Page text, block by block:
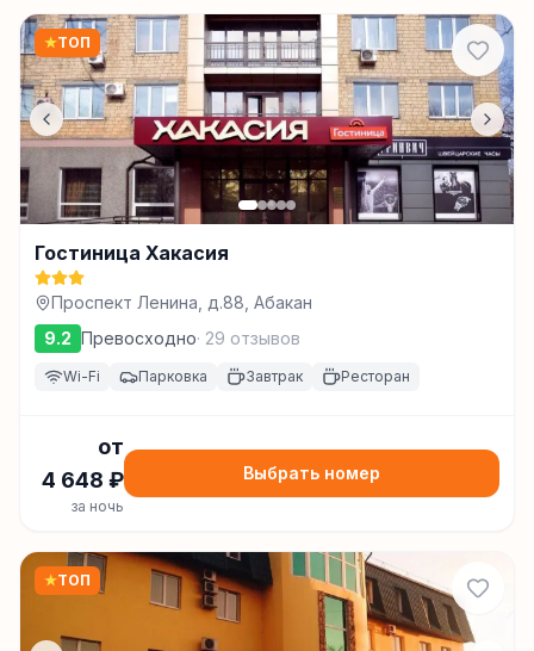
★ТОП
Гостиница Хакасия
Проспект Ленина, д.88, Абакан
9.2 Превосходно· 29 отзывов
Wi-Fi Парковка Завтрак Ресторан
от
4 648 ₽
за ночь
Выбрать номер
★ТОП